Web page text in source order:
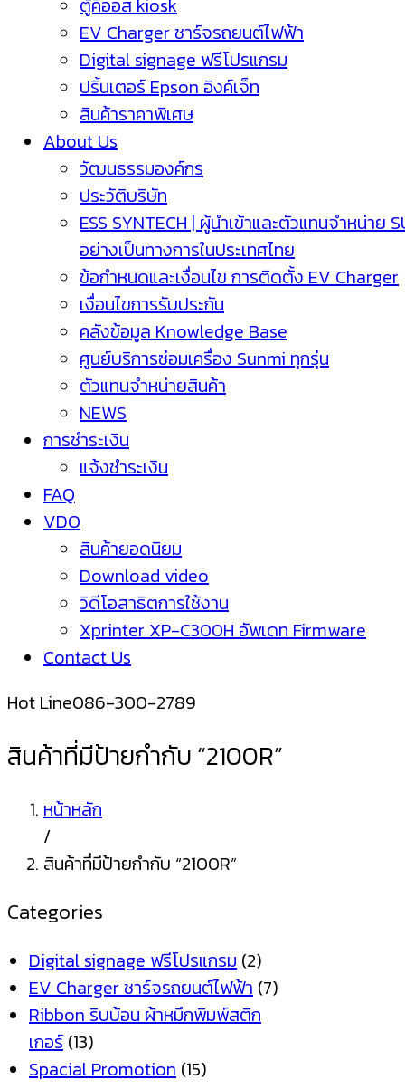
ตู้คีออส kiosk
EV Charger ชาร์จรถยนต์ไฟฟ้า
Digital signage ฟรีโปรแกรม
ปริ้นเตอร์ Epson อิงค์เจ็ท
สินค้าราคาพิเศษ
About Us
วัฒนธรรมองค์กร
ประวัติบริษัท
ESS SYNTECH | ผู้นำเข้าและตัวแทนจำหน่าย
อย่างเป็นทางการในประเทศไทย
ข้อกำหนดและเงื่อนไข การติดตั้ง EV Charger
เงื่อนไขการรับประกัน
คลังข้อมูล Knowledge Base
ศูนย์บริการซ่อมเครื่อง Sunmi ทุกรุ่น
ตัวแทนจำหน่ายสินค้า
NEWS
การชำระเงิน
แจ้งชำระเงิน
FAQ
VDO
สินค้ายอดนิยม
Download video
วิดีโอสาธิตการใช้งาน
Xprinter XP-C300H อัพเดท Firmware
Contact Us
Hot Line086-300-2789
สินค้าที่มีป้ายกำกับ “2100R”
หน้าหลัก
/
สินค้าที่มีป้ายกำกับ “2100R”
Categories
Digital signage ฟรีโปรแกรม (2)
EV Charger ชาร์จรถยนต์ไฟฟ้า (7)
Ribbon ริบบ้อน ผ้าหมึกพิมพ์สติก
เกอร์ (13)
Spacial Promotion (15)